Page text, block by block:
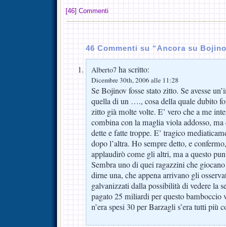
[46] Commenti
46 Commenti su “Ancora su
Alberto7 ha scritto:
Dicembre 30th, 2006 alle 11:28
Se Bojinov fosse stato zitto. Se avesse
quella di un …., cosa della quale dubito
zitto già molte volte. E’ vero che a me
combina con la maglia viola addosso, ma
dette e fatte troppe. E’ tragico
dopo l’altra. Ho sempre detto, e
applaudirò come gli altri, ma a questo
Sembra uno di quei ragazzini che
dirne una, che appena arrivano gli
galvanizzati dalla possibilità di vedere la
pagato 25 miliardi per questo bamboccio
n’era spesi 30 per Barzagli s’era tutti più